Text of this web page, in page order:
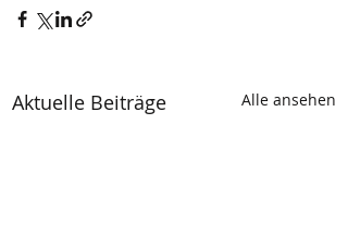
Aktuelle Beiträge Alle ansehen